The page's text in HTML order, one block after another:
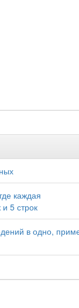
каждая
5 строк
в одно,